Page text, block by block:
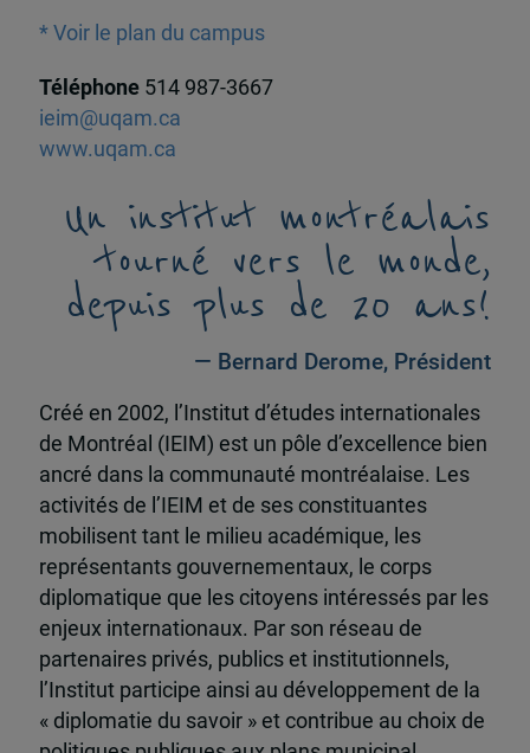
* Voir le plan du campus
Téléphone 514 987-3667
ieim@uqam.ca
www.uqam.ca
Un institut montréalais
tourné vers le monde,
depuis plus de 20 ans!
— Bernard Derome, Président
Créé en 2002, l’Institut d’études internationales
de Montréal (IEIM) est un pôle d’excellence bien
ancré dans la communauté montréalaise. Les
activités de l’IEIM et de ses constituantes
mobilisent tant le milieu académique, les
représentants gouvernementaux, le corps
diplomatique que les citoyens intéressés par les
enjeux internationaux. Par son réseau de
partenaires privés, publics et institutionnels,
l’Institut participe ainsi au développement de la
« diplomatie du savoir » et contribue au choix de